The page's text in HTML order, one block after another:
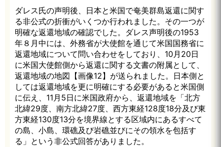
ダレス氏の声明後、日本と米国で奄美群島返還に関す
る非公式の折衝がいくつか行われました。その一つが
明確な返還地域の確認でした。ダレス声明後の1953
年８月中には、外務省が大使館を通じて米国国務省に
返還地域について問い合わせをしており、10月20日
に米国大使館側から返還に関する文書の附属として、
返還地域の地図【画像12】が送られました。日本側と
しては返還地域を更に明確にする必要があると米国側
に伝え、11月5日に米国政府から、返還地域を「北方
北緯29度、南方北緯27度、西方東経128度18分及び東
方東経130度13分を境界線とする区域内にあるすべて
の島、小島、環礁及び岩礁並びにその領水を包括す
る」という非公式回答がありました。